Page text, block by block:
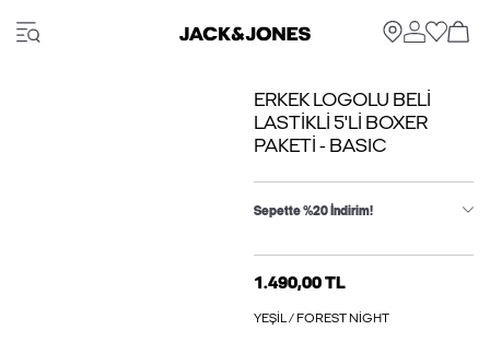
ERKEK LOGOLU BELI
LASTIKLI 5'LI BOXER
PAKETI - BASIC
Sepette %20 İndirim!
1.490,00 TL
YEŞIL / FOREST NIGHT